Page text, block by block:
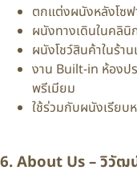
ตกแต่งผนังหลังโซฟ
ผนังทางเดินในคลินิ
ผนังโชว์สินค้าในร้า
งาน Built-in ห้องป
พรีเมียม
ใช้ร่วมกับผนังเรียบ
6. About Us – วิวัฒ